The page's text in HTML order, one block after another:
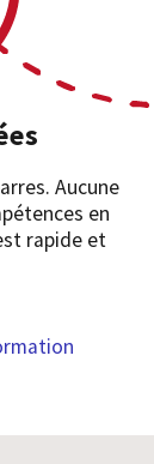
Aucune
en
rapide et